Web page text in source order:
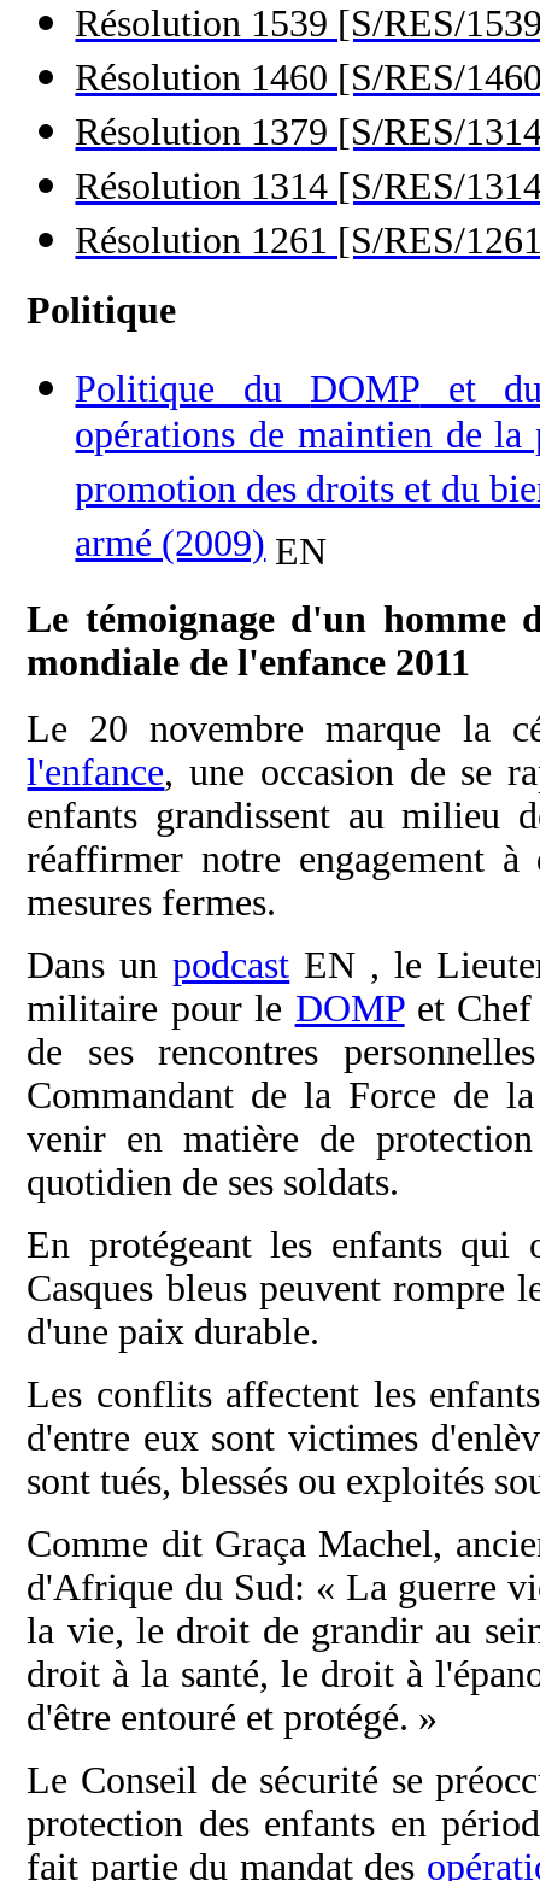
Résolution 1539 [S/RES/
Résolution 1460 [S/RES/
Résolution 1379 [S/RES/
Résolution 1314 [S/RES/
Résolution 1261 [S/RES/
Politique
Politique du DOMP et
opérations de maintien de
promotion des droits et du
armé (2009)EN
Le témoignage d'un homme
mondiale de l'enfance 2011
Le 20 novembre marque la
l'enfance, une occasion de se
enfants grandissent au milieu
réaffirmer notre engagement
mesures fermes.
Dans unpodcast EN , le
militaire pour le DOMPet Chef
de ses rencontres
Commandant de la Force de
venir en matière de
quotidien de ses soldats.
En protégeant les enfants qui
Casques bleus peuvent rompre
d'une paix durable.
Les conflits affectent les
d'entre eux sont victimes
sont tués, blessés ou exploités
Comme dit Graça Machel,
d'Afrique du Sud: « La guerre
la vie, le droit de grandir au
droit à la santé, le droit à
d'être entouré et protégé. »
Le Conseil de sécurité se
protection des enfants en
fait partie du mandat des